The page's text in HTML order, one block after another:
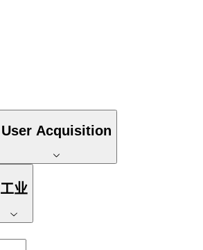
User Acquisition
工业